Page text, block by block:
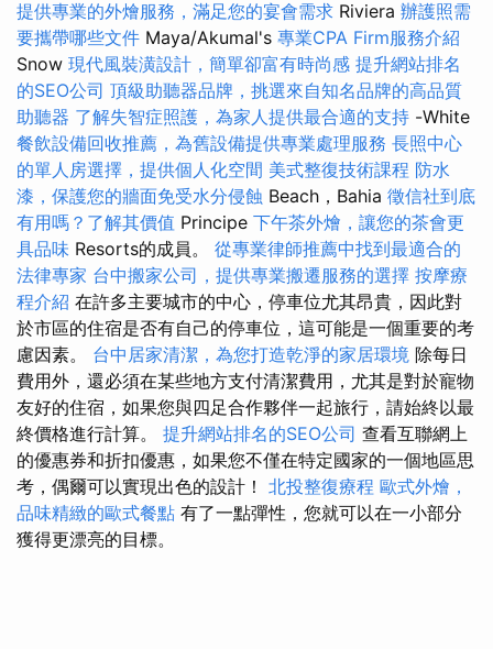
提供專業的外燴服務，滿足您的宴會需求 Riviera 辦護照需
要攜帶哪些文件 Maya/Akumal's 專業CPA Firm服務介紹
Snow 現代風裝潢設計，簡單卻富有時尚感 提升網站排名
的SEO公司 頂級助聽器品牌，挑選來自知名品牌的高品質
助聽器 了解失智症照護，為家人提供最合適的支持 -White
餐飲設備回收推薦，為舊設備提供專業處理服務 長照中心
的單人房選擇，提供個人化空間 美式整復技術課程 防水
漆，保護您的牆面免受水分侵蝕 Beach，Bahia 徵信社到底
有用嗎？了解其價值 Principe 下午茶外燴，讓您的茶會更
具品味 Resorts的成員。 從專業律師推薦中找到最適合的
法律專家 台中搬家公司，提供專業搬遷服務的選擇 按摩療
程介紹 在許多主要城市的中心，停車位尤其昂貴，因此對
於市區的住宿是否有自己的停車位，這可能是一個重要的考
慮因素。 台中居家清潔，為您打造乾淨的家居環境 除每日
費用外，還必須在某些地方支付清潔費用，尤其是對於寵物
友好的住宿，如果您與四足合作夥伴一起旅行，請始終以最
終價格進行計算。 提升網站排名的SEO公司 查看互聯網上
的優惠券和折扣優惠，如果您不僅在特定國家的一個地區思
考，偶爾可以實現出色的設計！ 北投整復療程 歐式外燴，
品味精緻的歐式餐點 有了一點彈性，您就可以在一小部分
獲得更漂亮的目標。